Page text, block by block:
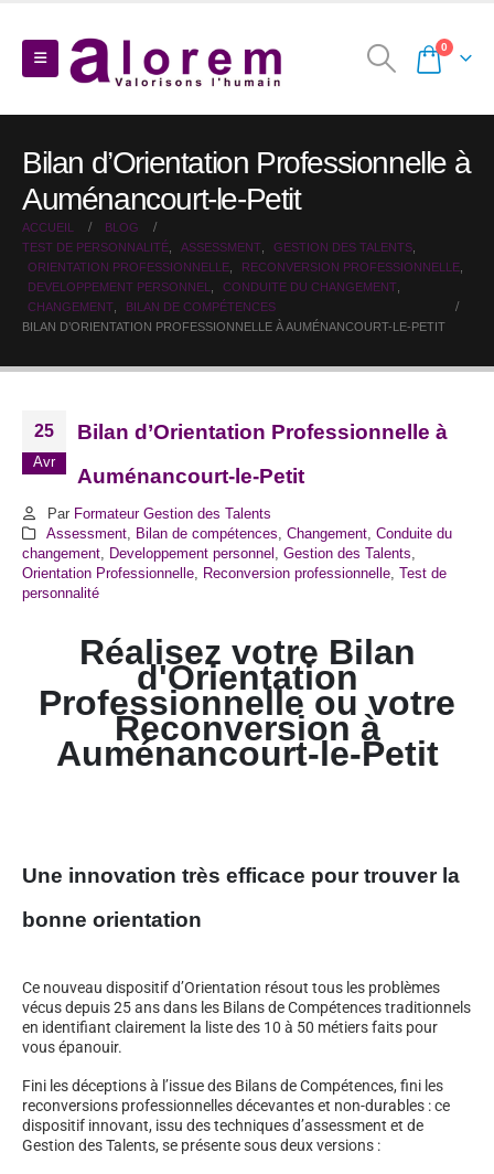
0
Bilan d’Orientation Professionnelle à
Auménancourt-le-Petit
ACCUEIL
BLOG
TEST DE PERSONNALITÉ
ASSESSMENT GESTION DES TALENTS
ORIENTATION PROFESSIONNELLE
RECONVERSION PROFESSIONNELLE
DEVELOPPEMENT PERSONNEL
CONDUITE DU CHANGEMENT
CHANGEMENT
BILAN DE COMPÉTENCES
BILAN D’ORIENTATION PROFESSIONNELLE À AUMÉNANCOURT-LE-PETIT
25
Avr
Bilan d’Orientation Professionnelle à
Auménancourt-le-Petit
Par Formateur Gestion des Talents
Assessment, Bilan de compétences Changement, Conduite du
changement
Developpement personnel Gestion des Talents
Orientation Professionnelle
Reconversion professionnelle Test de
personnalité
Réalisez votre Bilan
d'Orientation
Professionnelle ou votre
Reconversion à
Auménancourt-le-Petit
Une innovation très efficace pour trouver la
bonne orientation
Ce nouveau dispositif d’Orientation résout tous les problèmes
vécus depuis 25 ans dans les Bilans de Compétences traditionnels
en identifiant clairement la liste des 10 à 50 métiers faits pour
vous épanouir.
Fini les déceptions à l’issue des Bilans de Compétences, fini les
reconversions professionnelles décevantes et non-durables : ce
dispositif innovant, issu des techniques d’assessment et de
Gestion des Talents, se présente sous deux versions :